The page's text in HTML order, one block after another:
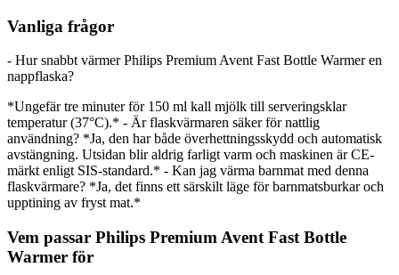
Vanliga frågor
- Hur snabbt värmer Philips Premium Avent Fast Bottle Warmer en
nappflaska?
*Ungefär tre minuter för 150 ml kall mjölk till serveringsklar
temperatur (37°C).* - Är flaskvärmaren säker för nattlig
användning? *Ja, den har både överhettningsskydd och automatisk
avstängning. Utsidan blir aldrig farligt varm och maskinen är CE-
märkt enligt SIS-standard.* - Kan jag värma barnmat med denna
flaskvärmare? *Ja, det finns ett särskilt läge för barnmatsburkar och
upptining av fryst mat.*
Vem passar Philips Premium Avent Fast Bottle
Warmer för